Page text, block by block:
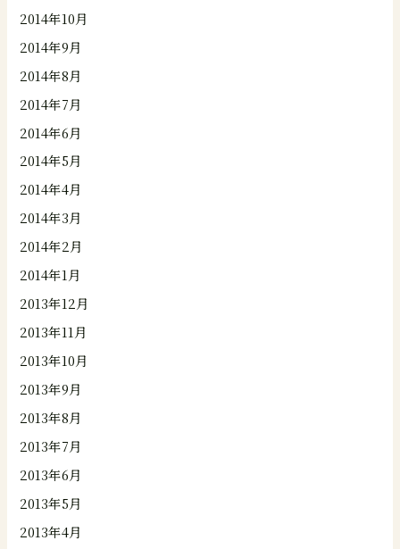
2014年10月
2014年9月
2014年8月
2014年7月
2014年6月
2014年5月
2014年4月
2014年3月
2014年2月
2014年1月
2013年12月
2013年11月
2013年10月
2013年9月
2013年8月
2013年7月
2013年6月
2013年5月
2013年4月